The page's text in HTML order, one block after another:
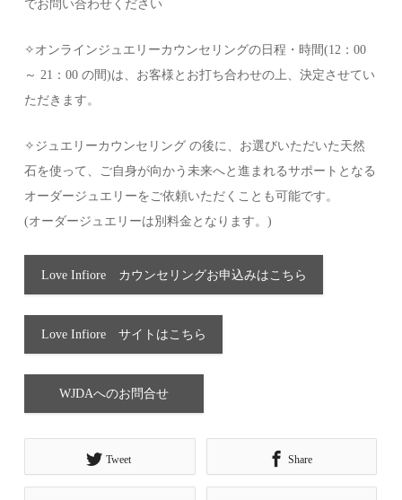
でお問い合わせください
✧オンラインジュエリーカウンセリングの日程・時間(12：00
～ 21：00 の間)は、お客様とお打ち合わせの上、決定させてい
ただきます。
✧ジュエリーカウンセリング の後に、お選びいただいた天然
石を使って、ご自身が向かう未来へと進まれるサポートとなる
オーダージュエリーをご依頼いただくことも可能です。
(オーダージュエリーは別料金となります。)
Love Infiore カウンセリングお申込みはこちら
Love Infiore サイトはこちら
WJDAへのお問合せ
Tweet Share